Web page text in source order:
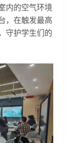
内的空气环境
，在触发最高
守护学生们的